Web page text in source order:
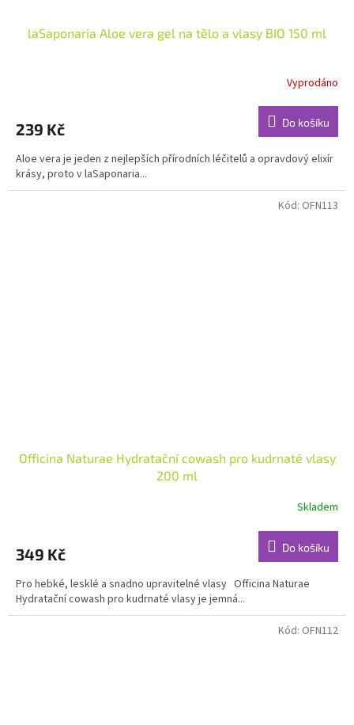
laSaponaria Aloe vera gel na tělo a vlasy BIO 150 ml
Vyprodáno
239 Kč Do košíku
Aloe vera je jeden z nejlepších přírodních léčitelů a opravdový elixír
krásy, proto v laSaponaria...
Officina Naturae Hydratační cowash pro kudrnaté vlasy
200 ml
Skladem
349 Kč Do košíku
Pro hebké, lesklé a snadno upravitelné vlasy Officina Naturae
Hydratační cowash pro kudrnaté vlasy je jemná...
Kód: OFN113
Kód: OFN112